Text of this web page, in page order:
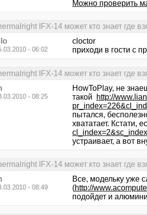
Можно проверить
IFX-14 может кто знает где
- 06:02
cloctor
приходи в гости с
IFX-14 может кто знает где
- 08:25
HowToPlay, не
такой
http://
пытался,
хвататает. Кстати,
устраивает, а вот
IFX-14 может кто знает где
- 08:49
Все, модельку уже
(http://
подойдет и